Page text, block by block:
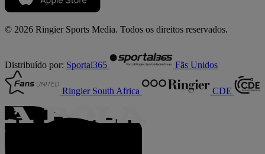
© 2026 Ringier Sports Media. Todos os direitos reservados.
Distribuído por: Sportal365 Fãs Unidos
Ringier South Africa CDE